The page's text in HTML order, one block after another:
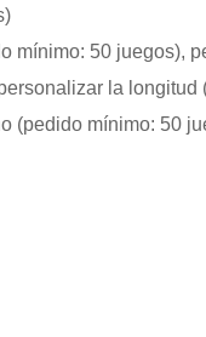
mínimo: 50 juegos),
la longitud
(pedido mínimo: 50